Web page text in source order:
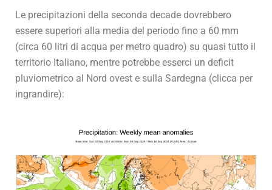
Le precipitazioni della seconda decade dovrebbero
essere superiori alla media del periodo fino a 60 mm
(circa 60 litri di acqua per metro quadro) su quasi tutto il
territorio Italiano, mentre potrebbe esserci un deficit
pluviometrico al Nord ovest e sulla Sardegna (clicca per
ingrandire):